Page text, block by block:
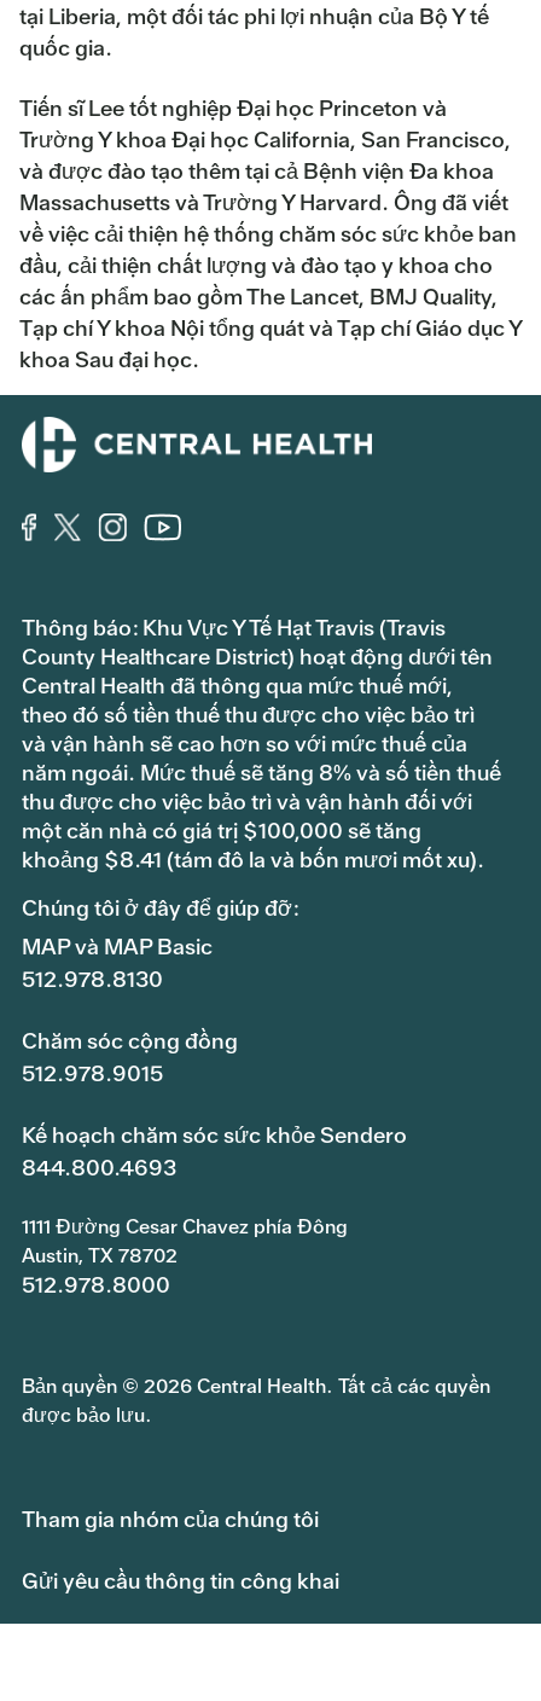
tại Liberia, một đối tác phi lợi nhuận của Bộ Y tế
quốc gia.
Tiến sĩ Lee tốt nghiệp Đại học Princeton và
Trường Y khoa Đại học California, San Francisco,
và được đào tạo thêm tại cả Bệnh viện Đa khoa
Massachusetts và Trường Y Harvard. Ông đã viết
về việc cải thiện hệ thống chăm sóc sức khỏe ban
đầu, cải thiện chất lượng và đào tạo y khoa cho
các ấn phẩm bao gồm The Lancet, BMJ Quality,
Tạp chí Y khoa Nội tổng quát và Tạp chí Giáo dục Y
khoa Sau đại học.
Thông báo: Khu Vực Y Tế Hạt Travis (Travis
County Healthcare District) hoạt động dưới tên
Central Health đã thông qua mức thuế mới,
theo đó số tiền thuế thu được cho việc bảo trì
và vận hành sẽ cao hơn so với mức thuế của
năm ngoái. Mức thuế sẽ tăng 8% và số tiền thuế
thu được cho việc bảo trì và vận hành đối với
một căn nhà có giá trị $100,000 sẽ tăng
khoảng $8.41 (tám đô la và bốn mươi mốt xu).
Chúng tôi ở đây để giúp đỡ:
MAP và MAP Basic
512.978.8130
Chăm sóc cộng đồng
512.978.9015
Kế hoạch chăm sóc sức khỏe Sendero
844.800.4693
1111 Đường Cesar Chavez phía Đông
Austin, TX 78702
512.978.8000
Bản quyền © 2026 Central Health. Tất cả các quyền
được bảo lưu.
Tham gia nhóm của chúng tôi
Gửi yêu cầu thông tin công khai